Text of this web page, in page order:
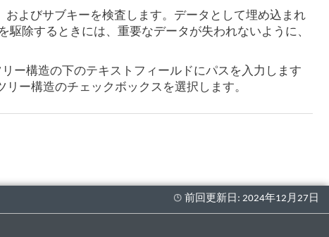
よびサブキーを検査します。データとして埋め込まれ
除するときには、重要なデータが失われないように、
ー構造の下のテキストフィールドにパスを入力します
ー構造のチェックボックスを選択します。